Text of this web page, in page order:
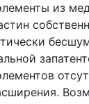
из